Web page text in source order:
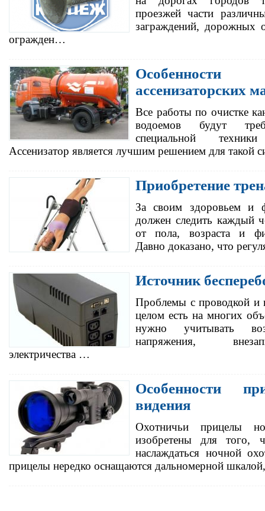
проезжей части
заграждений, дорожных
огражден…
ассенизаторских
Все работы по очистке
водоемов будут
специальной
Ассенизатор является лучшим решением для такой
Приобретение
За своим здоровьем и
должен следить каждый
от пола, возраста и
Давно доказано, что
Источник
Проблемы с проводкой и
целом есть на многих
нужно учитывать
напряжения,
электричества …
Особенности
видения
Охотничьи прицелы
изобретены для того,
наслаждаться ночной
прицелы нередко оснащаются дальномерной